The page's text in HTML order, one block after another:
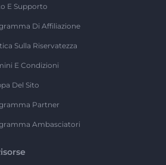
E Supporto
Di Affiliazione
Sulla Riservatezza
E Condizioni
Del Sito
Partner
Ambasciatori